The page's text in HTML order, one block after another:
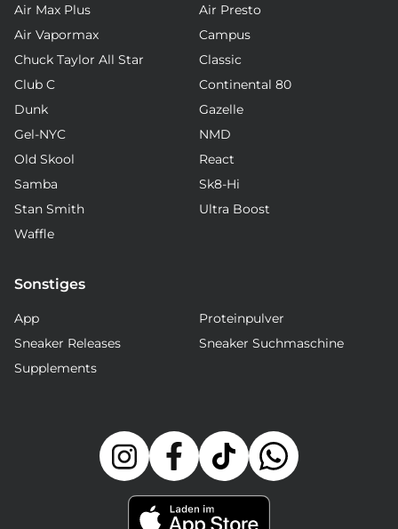
Air Max Plus
Air Presto
Air Vapormax
Campus
Chuck Taylor All Star
Classic
Club C
Continental 80
Dunk
Gazelle
Gel-NYC
NMD
Old Skool
React
Samba
Sk8-Hi
Stan Smith
Ultra Boost
Waffle
Sonstiges
App
Proteinpulver
Sneaker Releases
Sneaker Suchmaschine
Supplements